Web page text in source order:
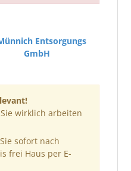
Entsorgungs
GmbH
wirklich arbeiten
sofort nach
frei Haus per E-